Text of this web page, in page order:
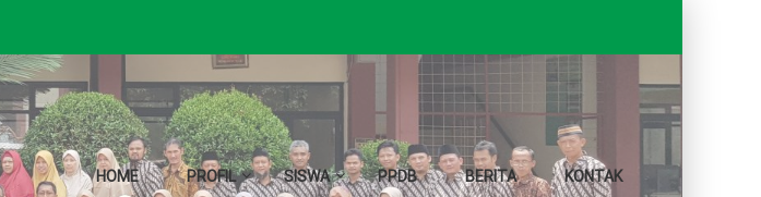
HOME PROFIL SISWA PPDB BERITA KONTAK